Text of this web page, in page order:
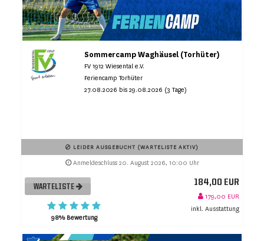
Sommercamp Waghäusel (Torhüter)
FV 1912 Wiesental e.V.
Feriencamp Torhüter
27.08.2026 bis 29.08.2026 (3 Tage)
LEIDER AUSGEBUCHT (WARTELISTE AKTIV)
Anmeldeschluss 20. August 2026, 10:00 Uhr
WARTELISTE
98% Bewertung
184,00 EUR
179,00 EUR
inkl. Ausstattung